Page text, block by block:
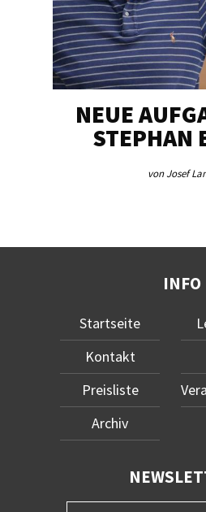
NEUE
STEPHAN
von Josef
INFO
Startseite
Kontakt
Preisliste
Archiv